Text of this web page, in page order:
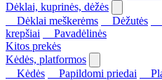
Dėklai, kuprinės, dėžės
Dėklai meškerėms
Dėžutės
krepšiai
Pavadėlinės
Kitos prekės
Kėdės, platformos
Kėdės
Papildomi priedai